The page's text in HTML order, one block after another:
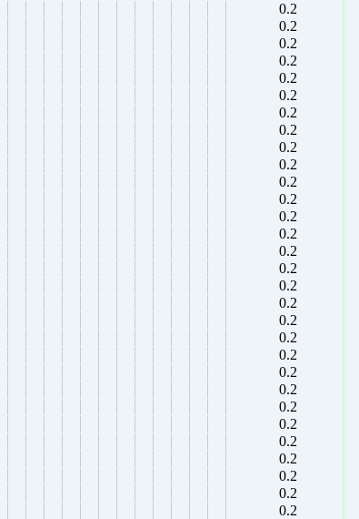
0.2
0.2
0.2
0.2
0.2
0.2
0.2
0.2
0.2
0.2
0.2
0.2
0.2
0.2
0.2
0.2
0.2
0.2
0.2
0.2
0.2
0.2
0.2
0.2
0.2
0.2
0.2
0.2
0.2
0.2